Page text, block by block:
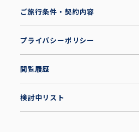
ご旅行条件・契約内容
プライバシーポリシー
閲覧履歴
検討中リスト